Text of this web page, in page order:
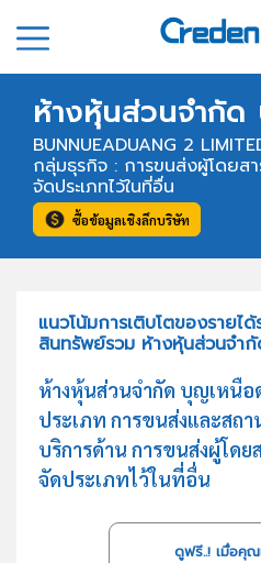
ห้างหุ้นส่วนจำกั
BUNNUEADUANG 2
กลุ่มธุรกิจ : การขนส่งผู้โดยส
จัดประเภทไว้ในที่อื่น
ซื้อข้อมูลเชิงลึกบริษัท
แนวโน้มการเติบโตของรายไ
สินทรัพย์รวม ห้างหุ้นส่วนจำ
ห้างหุ้นส่วนจำกัด บุญเหนือ
ประเภท การขนส่งและสถ
บริการด้าน การขนส่งผู้โด
จัดประเภทไว้ในที่อื่น
ดูฟรี..! เมื่อคุณ